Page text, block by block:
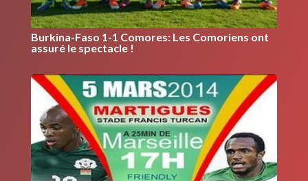
Burkina-Faso 1-1 Comores: Les Comoriens ont
assuré le spectacle !